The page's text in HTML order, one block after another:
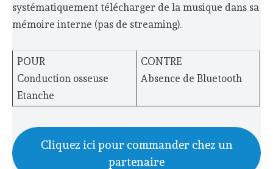
systématiquement télécharger de la musique dans sa
mémoire interne (pas de streaming).
POUR
Conduction osseuse
Etanche
CONTRE
Absence de Bluetooth
Cliquez ici pour commander chez un
partenaire